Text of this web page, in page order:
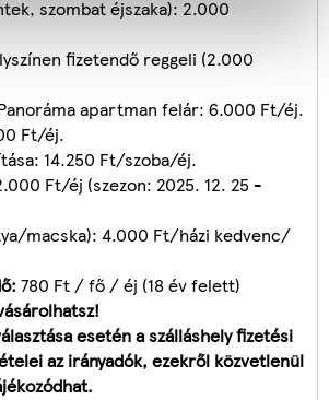
szombat éjszaka): 2.000
fizetendő reggeli (2.000
apartman felár: 6.000 Ft/éj.
Ft/éj.
14.250 Ft/szoba/éj.
Ft/éj (szezon: 2025. 12. 25 -
macska): 4.000 Ft/házi kedvenc/
780 Ft / fő / éj (18 év felett)
esetén a szálláshely fizetési
az irányadók, ezekről közvetlenül